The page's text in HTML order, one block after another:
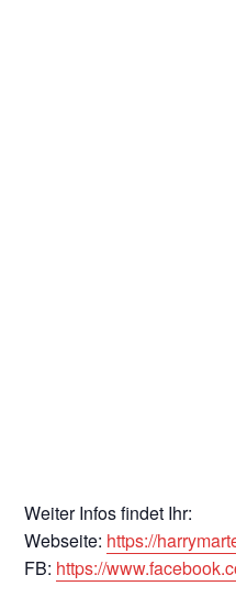
Weiter Infos findet Ihr:
Webseite: https://
FB: https://